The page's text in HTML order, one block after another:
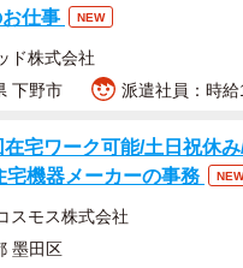
仕事
NEW
ド株式会社
下野市
派遣社員：時給
宅ワーク可能/土日祝休
宅機器メーカーの事務
NEW
スモス株式会社
墨田区